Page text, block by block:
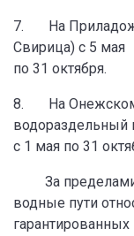
7. На
Свирица) с 5 мая
по 31 октября.
8. На Онежском
водораздельный
с 1 мая по 31
За пределами
водные пути